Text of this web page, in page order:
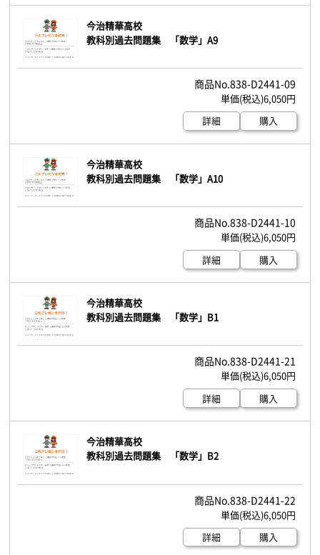
今治精華高校
教科別過去問題集 「数学」A9
838-D2441-09
6,050円
詳細
購入
今治精華高校
教科別過去問題集 「数学」A10
838-D2441-10
6,050円
詳細
購入
今治精華高校
教科別過去問題集 「数学」B1
838-D2441-21
6,050円
詳細
購入
今治精華高校
教科別過去問題集 「数学」B2
838-D2441-22
6,050円
詳細
購入